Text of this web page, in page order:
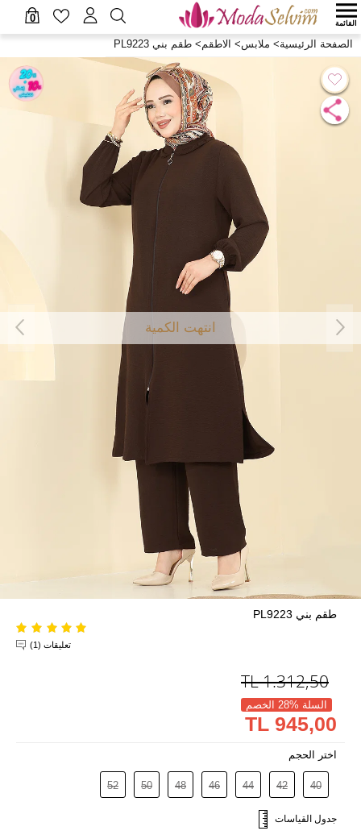
0 القائمة
الصفحة الرئيسية> ملابس> الاطقم> طقم بني PL9223
انتهت الكمية
طقم بني PL9223
تعليقات (1)
1.312,50
TL
السلة %28 الخصم
945,00 TL
اختر الحجم
40
42
44
46
48
50
52
جدول القياسات